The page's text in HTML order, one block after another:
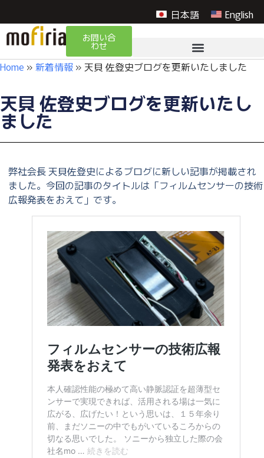
日本語 English
お問い合
わせ
Home » 新着情報 » 天貝 佐登史ブログを更新いたしました
天貝 佐登史ブログを更新いたし
ました
弊社会長 天貝佐登史によるブログに新しい記事が掲載され
ました。今回の記事のタイトルは「フィルムセンサーの技術
広報発表をおえて」です。